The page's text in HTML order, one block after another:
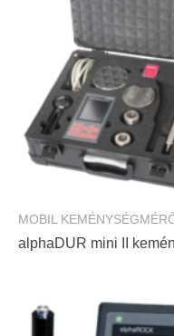
MOBIL
alphaDUR mini II